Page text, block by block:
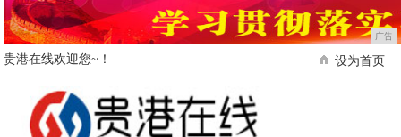
广告
贵港在线欢迎您~！ 设为首页